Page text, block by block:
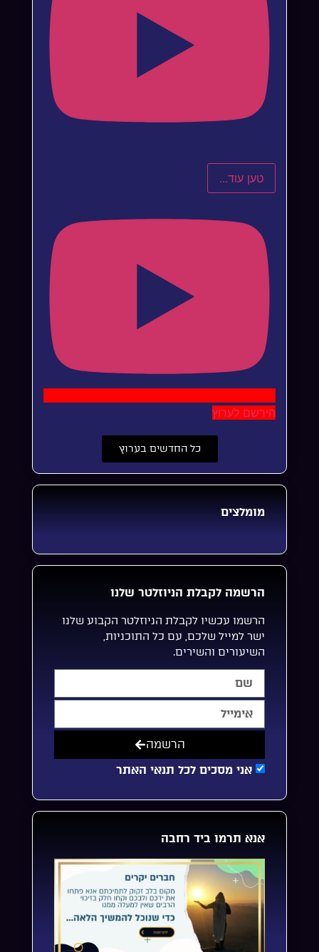
טען עוד...
הירשם לערוץ
כל החדשים בערוץ
מומלצים
הרשמה לקבלת הניוזלטר שלנו
הרשמו עכשיו לקבלת הניוזלטר הקבוע שלנו
ישר למייל שלכם, עם כל התוכניות,
השיעורים והשירים.
אני מסכים לכל תנאי האתר
הרשמה
אנא תרמו ביד רחבה